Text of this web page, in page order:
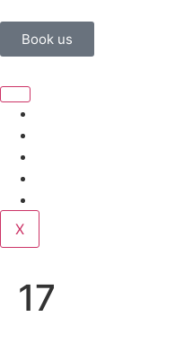
Book us
X
17